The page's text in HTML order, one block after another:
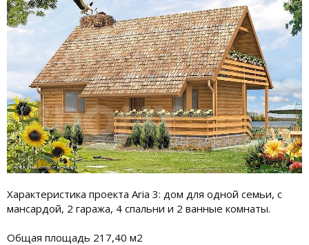
Характеристика проекта Aria 3: дом для одной семьи, с
мансардой, 2 гаража, 4 спальни и 2 ванные комнаты.
Общая площадь 217,40 м2